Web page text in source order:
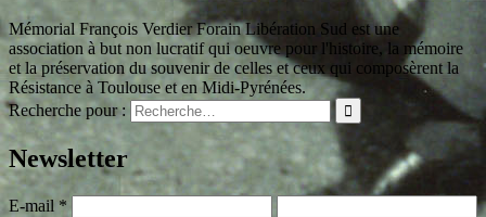
Mémorial François Verdier Forain Libération Sud est une
association à but non lucratif qui oeuvre pour l'histoire, la mémoire
et la préservation du souvenir de celles et ceux qui composèrent la
Résistance à Toulouse et en Midi-Pyrénées.
Recherche pour :
Newsletter
E-mail *